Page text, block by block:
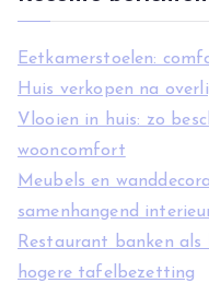
Eetkamerstoelen:
Huis verkopen na
Vlooien in huis: zo
wooncomfort
Meubels en
samenhangend
Restaurant banken
hogere tafelbezetting